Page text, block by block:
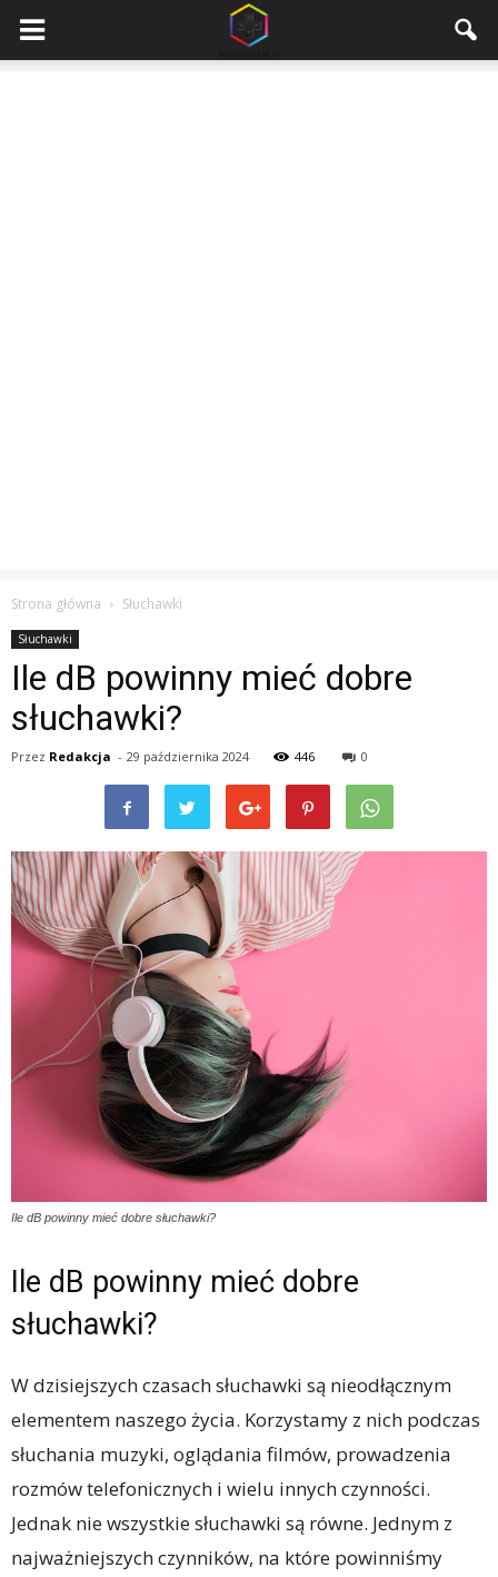
Strona główna Słuchawki
Słuchawki
Ile dB powinny mieć dobre
słuchawki?
Przez Redakcja - 29 października 2024 446 0
Ile dB powinny mieć dobre słuchawki?
Ile dB powinny mieć dobre
słuchawki?
W dzisiejszych czasach słuchawki są nieodłącznym
elementem naszego życia. Korzystamy z nich podczas
słuchania muzyki, oglądania filmów, prowadzenia
rozmów telefonicznych i wielu innych czynności.
Jednak nie wszystkie słuchawki są równe. Jednym z
najważniejszych czynników, na które powinniśmy